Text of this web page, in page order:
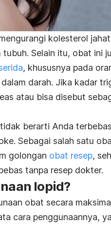
kolesterol
tubuh. Selain itu, obat ini
, khususnya pada
darah. Jika kadar
atau bisa disebut
berarti Anda
Sebagai salah satu
golongan obat resep,
tanpa resep dokter.
lopid?
obat secara
cara penggunaannya,